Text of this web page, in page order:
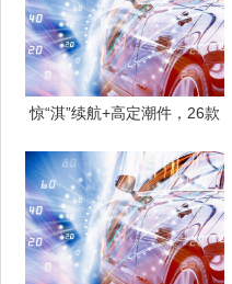
惊“淇”续航+高定潮件，26款